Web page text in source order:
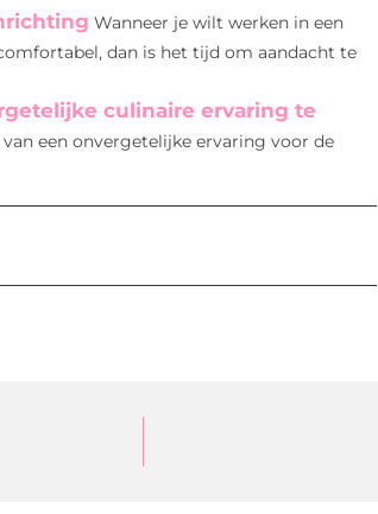
Wanneer je wilt werken in een
dan is het tijd om aandacht te
culinaire ervaring te
een onvergetelijke ervaring voor de